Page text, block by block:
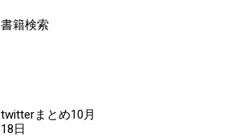
書籍検索
twitterまとめ10月
18日